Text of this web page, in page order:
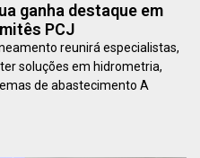
ganha destaque em
PCJ
reunirá especialistas,
soluções em hidrometria,
de abastecimento A